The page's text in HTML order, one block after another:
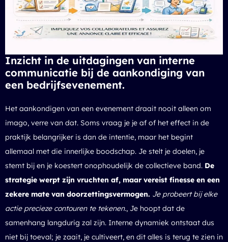
Inzicht in de uitdagingen van interne
communicatie bij de aankondiging van
een bedrijfsevenement.
Het aankondigen van een evenement draait nooit alleen om
imago, verre van dat. Soms vraag je je af of het effect in de
praktijk belangrijker is dan de intentie, maar het begint
allemaal met die innerlijke boodschap. Je stelt je doelen, je
stemt bij en je koestert onophoudelijk de collectieve band. De
strategie werpt zijn vruchten af, maar vereist finesse en een
zekere mate van doorzettingsvermogen. Je probeert bij elke
actie precieze contouren te tekenen., Je hoopt dat de
samenhang langdurig zal zijn. Interne dynamiek ontstaat dus
niet bij toeval; je zaait, je cultiveert, en dit alles is terug te zien in